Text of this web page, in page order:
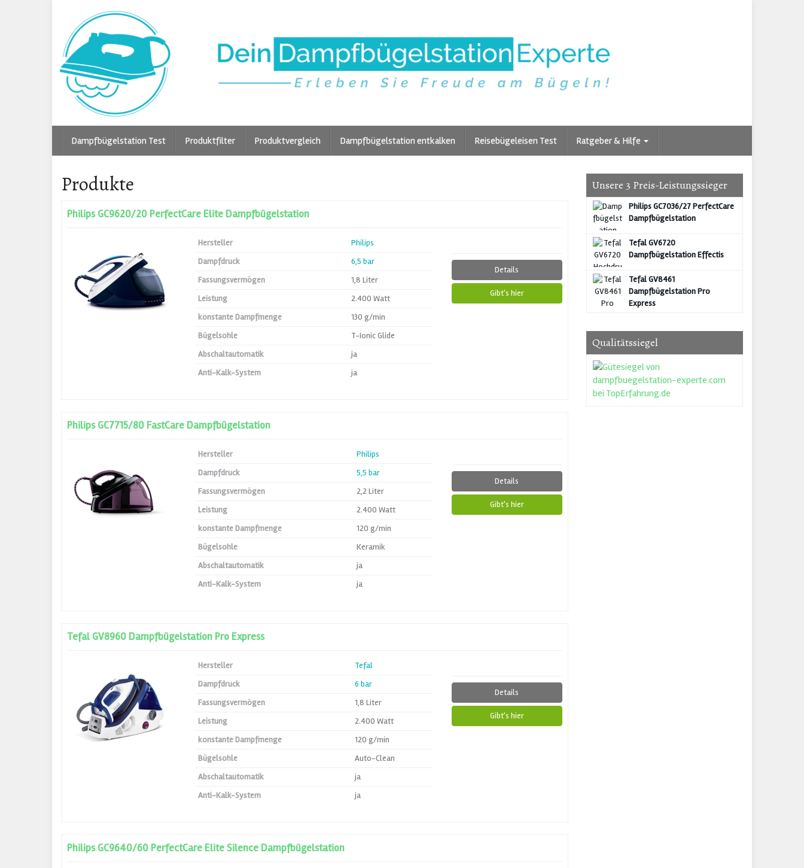
Dampfbügelstation Test Produktfilter Produktvergleich Dampfbügelstation entkalken Reisebügeleisen Test Ratgeber & Hilfe
Produkte
Philips GC9620/20 PerfectCare Elite Dampfbügelstation
Details
Gibt's hier
Hersteller
Philips
Dampfdruck
6,5 bar
Fassungsvermögen
1,8 Liter
Leistung
2.400 Watt
konstante Dampfmenge
130 g/min
Bügelsohle
T-Ionic Glide
Abschaltautomatik
ja
Anti-Kalk-System
ja
Philips GC7715/80 FastCare Dampfbügelstation
Details
Gibt's hier
Hersteller
Philips
Dampfdruck
5,5 bar
Fassungsvermögen
2,2 Liter
Leistung
2.400 Watt
konstante Dampfmenge
120 g/min
Bügelsohle
Keramik
Abschaltautomatik
ja
Anti-Kalk-System
ja
Tefal GV8960 Dampfbügelstation Pro Express
Details
Gibt's hier
Hersteller
Tefal
Dampfdruck
6 bar
Fassungsvermögen
1,8 Liter
Leistung
2.400 Watt
konstante Dampfmenge
120 g/min
Bügelsohle
Auto-Clean
Abschaltautomatik
ja
Anti-Kalk-System
ja
Philips GC9640/60 PerfectCare Elite Silence Dampfbügelstation
Unsere 3 Preis-Leistungssieger
Philips GC7036/27 PerfectCare
Dampfbügelstation
Tefal GV6720
Dampfbügelstation Effectis
Tefal GV8461
Dampfbügelstation Pro
Express
Qualitätssiegel